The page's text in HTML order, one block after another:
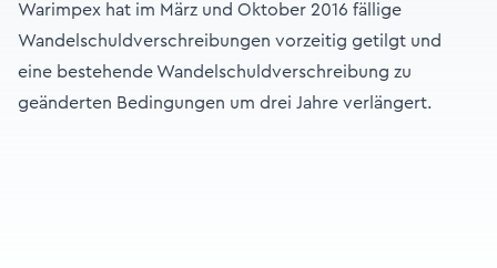
Warimpex hat im März und Oktober 2016 fällige
Wandelschuldverschreibungen vorzeitig getilgt und
eine bestehende Wandelschuldverschreibung zu
geänderten Bedingungen um drei Jahre verlängert.